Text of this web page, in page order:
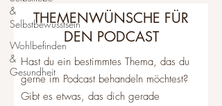
&
Selbstbewusstsein
Wohlbefinden
&
Gesundheit
THEMENWÜNSCHE FÜR
DEN PODCAST
Hast du ein bestimmtes Thema, das du
gerne im Podcast behandeln möchtest?
Gibt es etwas, das dich gerade